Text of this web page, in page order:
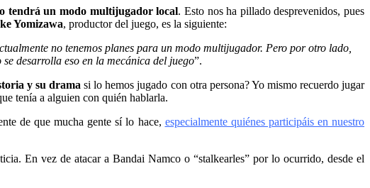
tendrá un modo multijugador local. Esto nos ha pillado desprevenidos, pues
Yomizawa, productor del juego, es la siguiente:
no tenemos planes para un modo multijugador. Pero por otro lado,
desarrolla eso en la mecánica del juego”.
y su drama si lo hemos jugado con otra persona? Yo mismo recuerdo jugar
tenía a alguien con quién hablarla.
de que mucha gente sí lo hace, especialmente quiénes participáis en nuestro
En vez de atacar a Bandai Namco o “stalkearles” por lo ocurrido, desde el